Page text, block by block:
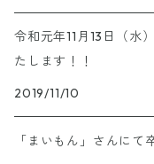
令和元年11月13日（水
たします！！
2019/11/10
「まいもん」さんにて